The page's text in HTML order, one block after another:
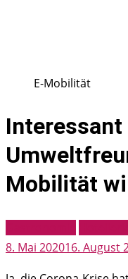
E-Mobilität
Mobilität
8. Mai 202016. August